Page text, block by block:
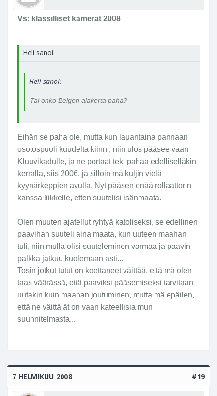
Vs: klassilliset kamerat 2008
Heli sanoi:
Heli sanoi:
Tai onko Belgen alakerta paha?
Eihän se paha ole, mutta kun lauantaina pannaan
osotospuoli kuudelta kiinni, niin ulos pääsee vaan
Kluuvikadulle, ja ne portaat teki pahaa edelliselläkin
kerralla, siis 2006, ja silloin mä kuljin vielä
kyynärkeppien avulla. Nyt pääsen enää rollaattorin
kanssa liikkelle, etten suutelisi isänmaata.
Olen muuten ajatellut ryhtyä katoliseksi, se edellinen
paavihan suuteli aina maata, kun uuteen maahan
tuli, niin mulla olisi suuteleminen varmaa ja paavin
palkka jatkuu kuolemaan asti...
Tosin jotkut tutut on koettaneet väittää, että mä olen
taas väärässä, että paaviksi pääsemiseksi tarvitaan
uutakin kuin maahan joutuminen, mutta mä epäilen,
että ne väittäjät on vaan kateellisia mun
suunnitelmasta...
7 HELMIKUU 2008 #19